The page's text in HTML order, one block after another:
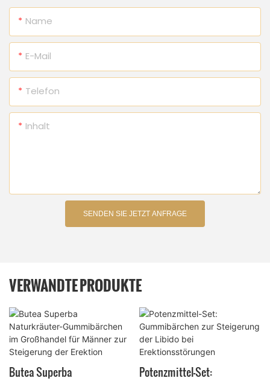
Name
E-Mail
Telefon
Inhalt
SENDEN SIE JETZT ANFRAGE
VERWANDTE PRODUKTE
Butea Superba
Potenzmittel-Set: